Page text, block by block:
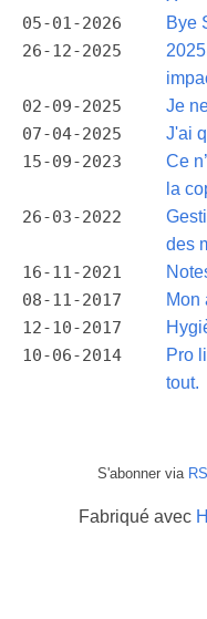
05-01-2026 Bye
26-12-2025
02-09-2025 Je
07-04-2025 J'ai
15-09-2023
Ce
la
26-03-2022
des
16-11-2021
08-11-2017 Mon
12-10-2017
10-06-2014
Pro
tout.
S'abonner via
Fabriqué avec